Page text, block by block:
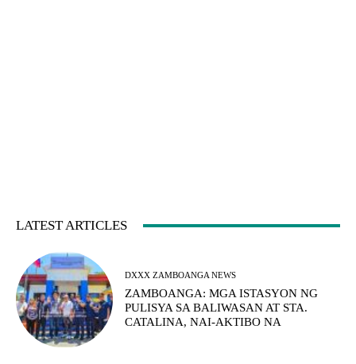
LATEST ARTICLES
DXXX ZAMBOANGA NEWS
ZAMBOANGA: MGA ISTASYON NG
PULISYA SA BALIWASAN AT STA.
CATALINA, NAI-AKTIBO NA